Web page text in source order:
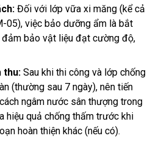
Đối với lớp vữa xi măng (kể cả
05), việc bảo dưỡng ẩm là bắt
đảm bảo vật liệu đạt cường độ,
thu: Sau khi thi công và lớp chống
(thường sau 7 ngày), nên tiến
ngâm nước sân thượng trong
hiệu quả chống thấm trước khi
hoàn thiện khác (nếu có).